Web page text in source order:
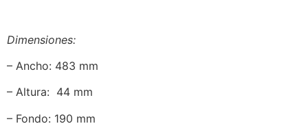
Dimensiones:
– Ancho: 483 mm
– Altura: 44 mm
– Fondo: 190 mm